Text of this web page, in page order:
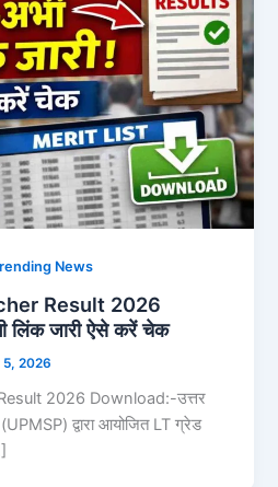
News
Result 2026
लिंक जारी ऐसे करें चेक
5, 2026
2026 Download:-उत्तर
(UPMSP) द्वारा आयोजित LT ग्रेड